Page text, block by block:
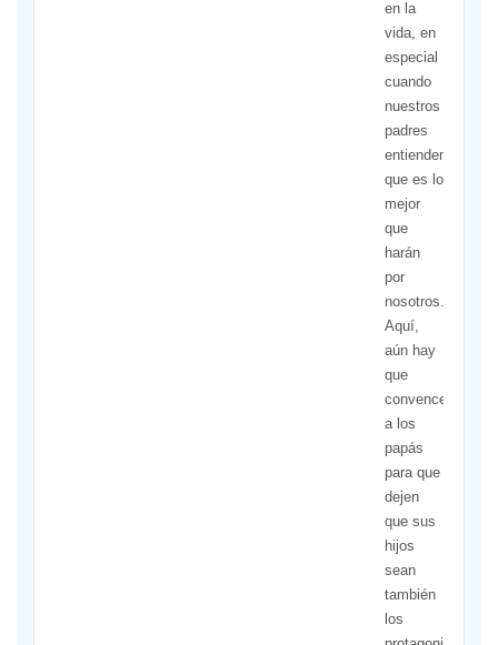
en la
vida, en
especial
cuando
nuestros
padres
entienden
que es lo
mejor
que
harán
por
nosotros.
Aquí,
aún hay
que
convencer
a los
papás
para que
dejen
que sus
hijos
sean
también
los